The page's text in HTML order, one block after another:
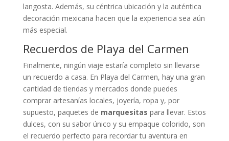
langosta. Además, su céntrica ubicación y la auténtica
decoración mexicana hacen que la experiencia sea aún
más especial.
Recuerdos de Playa del Carmen
Finalmente, ningún viaje estaría completo sin llevarse
un recuerdo a casa. En Playa del Carmen, hay una gran
cantidad de tiendas y mercados donde puedes
comprar artesanías locales, joyería, ropa y, por
supuesto, paquetes de marquesitas para llevar. Estos
dulces, con su sabor único y su empaque colorido, son
el recuerdo perfecto para recordar tu aventura en